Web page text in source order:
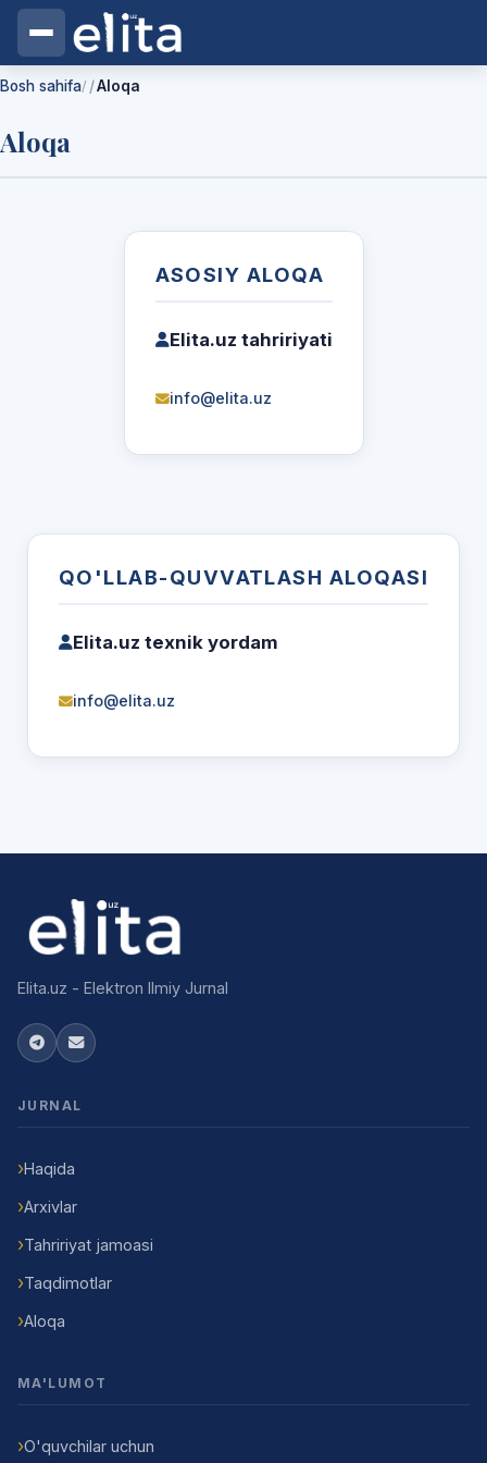
Bosh sahifa/ Aloqa
Aloqa
ASOSIY ALOQA
Elita.uz tahririyati
info@elita.uz
QO'LLAB-QUVVATLASH ALOQASI
Elita.uz texnik yordam
info@elita.uz
Elita.uz - Elektron Ilmiy Jurnal
JURNAL
Haqida
Arxivlar
Tahririyat jamoasi
Taqdimotlar
Aloqa
MA'LUMOT
O'quvchilar uchun